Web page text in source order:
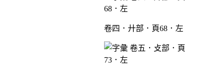
卷四．廾部．頁68．左